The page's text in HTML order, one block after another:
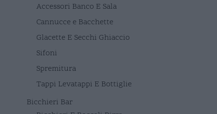
Accessori Banco E Sala
Cannucce e Bacchette
Glacette E Secchi Ghiaccio
Sifoni
Spremitura
Tappi Levatappi E Bottiglie
Bicchieri Bar